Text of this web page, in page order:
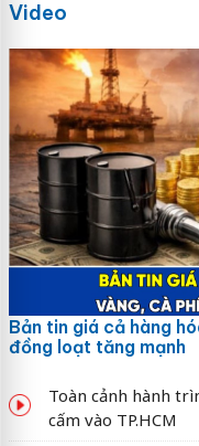
Video
Bản tin giá cả hàng
đồng loạt tăng mạnh
Toàn cảnh hành
cấm vào TP.HCM